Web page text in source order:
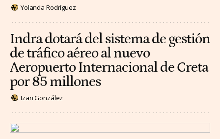
Yolanda Rodríguez
Indra dotará del sistema de gestión
de tráfico aéreo al nuevo
Aeropuerto Internacional de Creta
por 85 millones
Izan González